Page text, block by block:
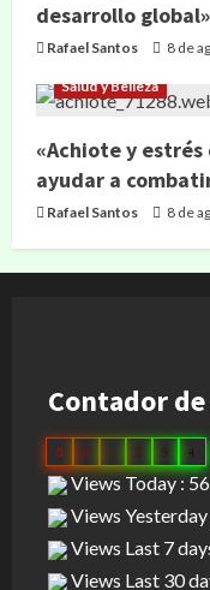
desarrollo global»
Rafael Santos 8 de
Salud y Belleza
«Achiote y estrés
ayudar a
Rafael Santos 8 de
Contador
0 3 1 2 9 4
Views Today : 56
Views Yesterday
Views Last 7
Views Last 30